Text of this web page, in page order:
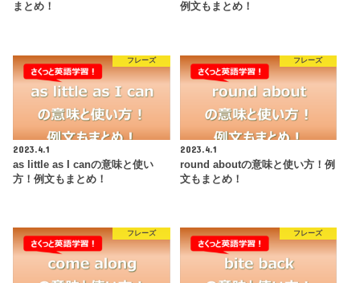
まとめ！
例文もまとめ！
フレーズ
2023.4.1
as little as I canの意味と使い
方！例文もまとめ！
フレーズ
2023.4.1
round aboutの意味と使い方！例
文もまとめ！
フレーズ フレーズ